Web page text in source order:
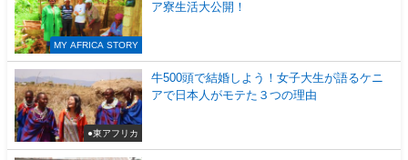
MY AFRICA STORY
ア寮生活大公開！
●東アフリカ
牛500頭で結婚しよう！女子大生が語るケニ
アで日本人がモテた３つの理由